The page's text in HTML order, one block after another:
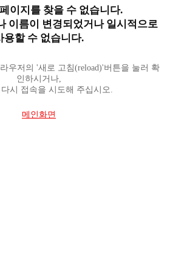
이지를 찾을 수 없습니다.
이름이 변경되었거나 일시적으로
용할 수 없습니다.
우저의 '새로 고침(reload)'버튼을 눌러 확
인하시거나,
시 접속을 시도해 주십시오.
메인화면